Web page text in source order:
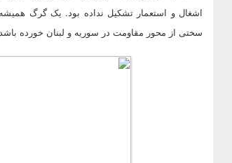
اشغال و استعمار تشکیل نداده بود. یک گرگ
سختی از محور مقاومت در سوریه و لبنان خورده